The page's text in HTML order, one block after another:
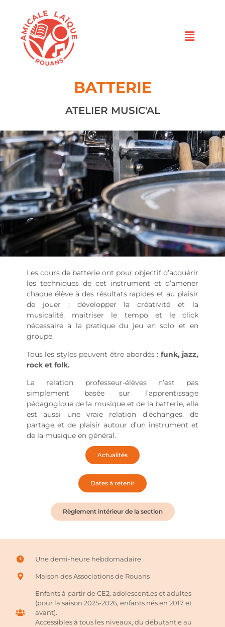
BATTERIE
ATELIER MUSIC'AL
Les cours de batterie ont pour objectif d’acquérir
les techniques de cet instrument et d’amener
chaque élève à des résultats rapides et au plaisir
de jouer ; développer la créativité et la
musicalité, maitriser le tempo et le click
nécessaire à la pratique du jeu en solo et en
groupe.
Tous les styles peuvent être abordés : funk, jazz,
rock et folk.
La relation professeur-élèves n’est pas
simplement basée sur l’apprentissage
pédagogique de la musique et de la batterie, elle
est aussi une vraie relation d’échanges, de
partage et de plaisir autour d’un instrument et
de la musique en général.
Actualités
Dates à retenir
Règlement intérieur de la section
Une demi-heure hebdomadaire
Maison des Associations de Rouans
Enfants à partir de CE2, adolescent.es et adultes
(pour la saison 2025-2026, enfants nés en 2017 et
avant).
Accessibles à tous les niveaux, du débutant.e au